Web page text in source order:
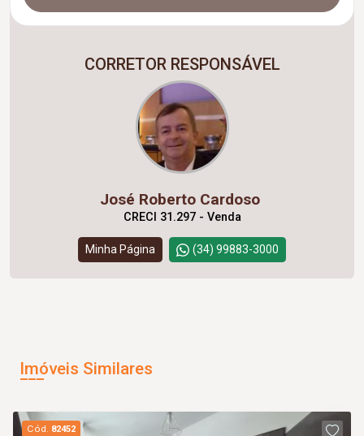
CORRETOR RESPONSÁVEL
José Roberto Cardoso
CRECI 31.297 - Venda
Minha Página (34) 99883-3000
Imóveis Similares
Cód. 82452